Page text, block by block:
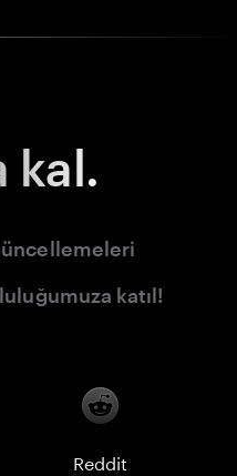
kal.
katıl!
Reddit